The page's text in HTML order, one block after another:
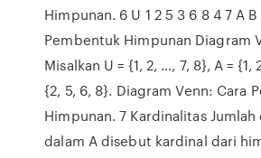
Himpunan. 6 U 1 2 5 3 6 8 4 7 A
Pembentuk Himpunan Diagram
Misalkan U = {1, 2, …, 7, 8}, A = {1,
{2, 5, 6, 8}. Diagram Venn: Cara
Himpunan. 7 Kardinalitas
dalam A disebut kardinal dari